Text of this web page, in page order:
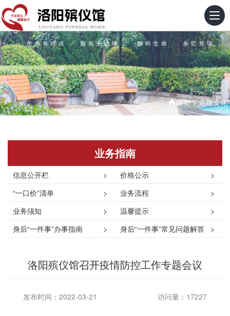
首页>党建文化
业务指南
>
信息公开栏 >
价格公示
>
“一口价”清单 >
业务流程
>
业务须知 >
温馨提示
>
身后“一件事”办事指南 >
身后“一件事”常见问题解答
洛阳殡仪馆召开疫情防控工作专题会议
发布时间：2022-03-21 访问量：17227